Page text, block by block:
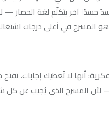
لغة الحصار — لا يعود
أعلى درجات اشتغاله.
إجابات. تفتح جراحًا وتمضي.
الذي يُجيب عن كل شيء يتحوّل